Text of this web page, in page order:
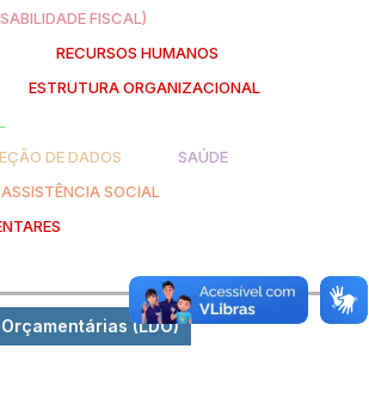
FISCAL)
RECURSOS HUMANOS
ESTRUTURA ORGANIZACIONAL
DE DADOS
SAÚDE
ASSISTÊNCIA SOCIAL
(LDO)